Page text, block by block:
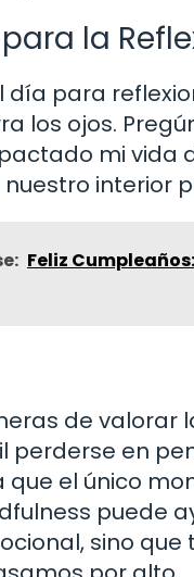
la
día para
los ojos.
mi vida
interior
Feliz
de valorar
perderse en
que el único
puede
sino